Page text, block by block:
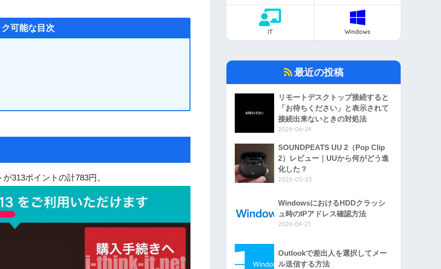
可能な目次
313ポイントの計783円。
IT Windows
最近の投稿
リモートデスクトップ接続すると
「お待ちください」と表示されて
接続出来ないときの対処法
2026-06-24
SOUNDPEATS UU 2（Pop Clip
2）レビュー｜UUから何がどう進
化した？
2026-05-23
WindowsにおけるHDDクラッシ
ュ時のIPアドレス確認方法
2026-04-21
Outlookで差出人を選択してメー
ル送信する方法